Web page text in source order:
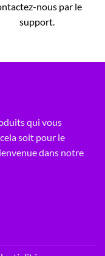
nous par le
support.
qui vous
soit pour le
dans notre